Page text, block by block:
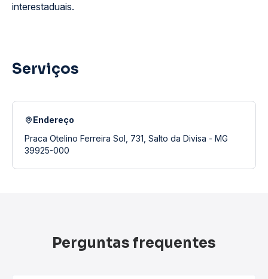
interestaduais.
Serviços
Endereço
Praca Otelino Ferreira Sol, 731, Salto da Divisa - MG
39925-000
Perguntas frequentes